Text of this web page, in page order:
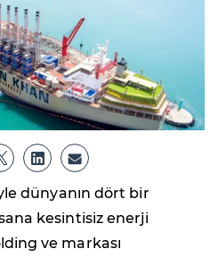
dünyanın dört bir
kesintisiz enerji
ve markası